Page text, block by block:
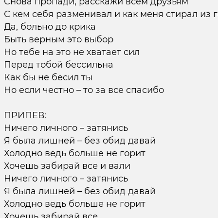
С кем себя разменивал и как меня стирал из
Да, больно до крика
Быть верным это выбор
Но тебе на это не хватает сил
Перед тобой бессильна
Как бы не бесил ты
Но если честно – то за все спасибо
ПРИПЕВ:
Ничего личного – затянись
Я была лишней – без обид давай
Холодно ведь больше не горит
Хочешь забирай все и вали
Ничего личного – затянись
Я была лишней – без обид давай
Холодно ведь больше не горит